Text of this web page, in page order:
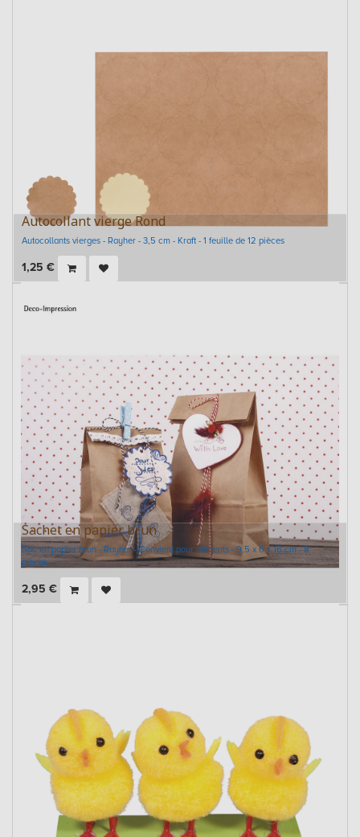
Autocollant vierge Rond
Autocollants vierges - Rayher - 3,5 cm - Kraft - 1 feuille de 12 pièces
1,25 €
Sachet en papier brun
Sac en papier brun - Rayher - Convient pour aliments - 9,5 x 6 x 16 cm - 8
pièces
2,95 €